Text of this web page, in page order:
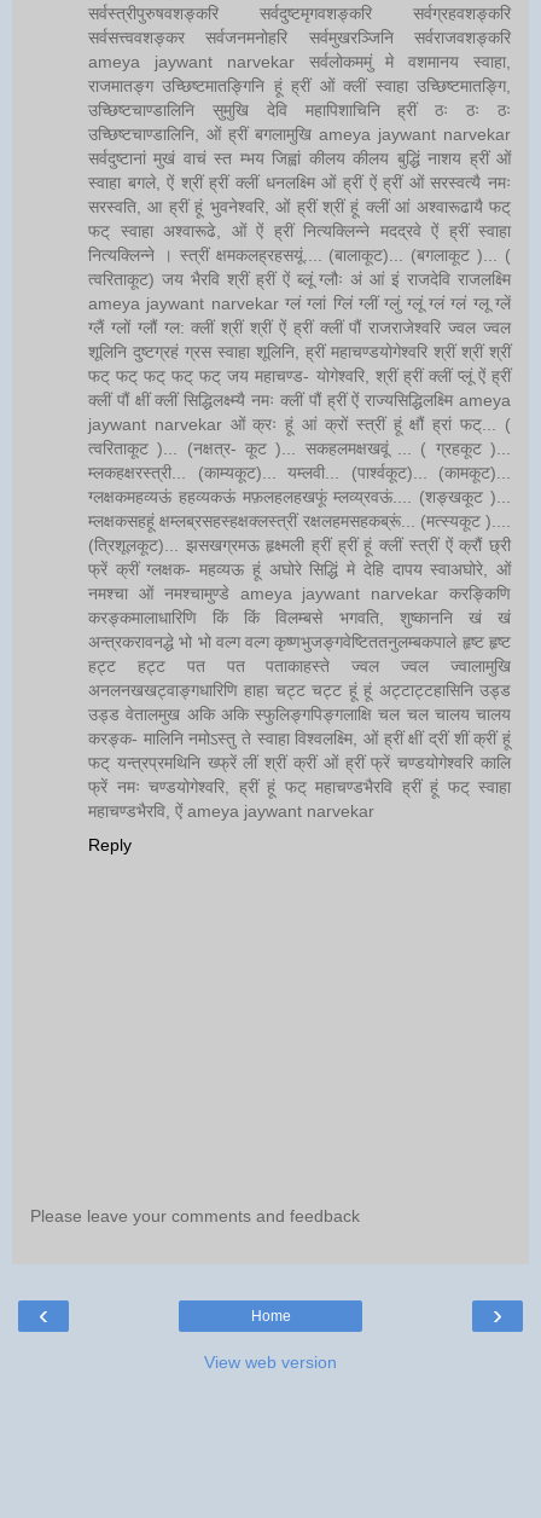
सर्वस्त्रीपुरुषवशङ्करि सर्वदुष्टमृगवशङ्करि सर्वग्रहवशङ्करि
सर्वसत्त्ववशङ्कर सर्वजनमनोहरि सर्वमुखरञ्जिनि सर्वराजवशङ्करि
ameya jaywant narvekar सर्वलोकममुं मे वशमानय स्वाहा,
राजमातङ्ग उच्छिष्टमातङ्गिनि हूं ह्रीं ओं क्लीं स्वाहा उच्छिष्टमातङ्गि,
उच्छिष्टचाण्डालिनि सुमुखि देवि महापिशाचिनि ह्रीं ठः ठः ठः
उच्छिष्टचाण्डालिनि, ओं ह्रीं बगलामुखि ameya jaywant narvekar
सर्वदुष्टानां मुखं वाचं स्त म्भय जिह्वां कीलय कीलय बुद्धिं नाशय ह्रीं ओं
स्वाहा बगले, ऐं श्रीं ह्रीं क्लीं धनलक्ष्मि ओं ह्रीं ऐं ह्रीं ओं सरस्वत्यै नमः
सरस्वति, आ ह्रीं हूं भुवनेश्वरि, ओं ह्रीं श्रीं हूं क्लीं आं अश्वारूढायै फट्
फट् स्वाहा अश्वारूढे, ओं ऐं ह्रीं नित्यक्लिन्ने मदद्रवे ऐं ह्रीं स्वाहा
नित्यक्लिन्ने । स्त्रीं क्षमकलह्रहसयूं.... (बालाकूट)... (बगलाकूट )... (
त्वरिताकूट) जय भैरवि श्रीं ह्रीं ऐं ब्लूं ग्लौः अं आं इं राजदेवि राजलक्ष्मि
ameya jaywant narvekar ग्लं ग्लां ग्लिं ग्लीं ग्लुं ग्लूं ग्लं ग्लं ग्लू ग्लें
ग्लैं ग्लों ग्लौं ग्ल: क्लीं श्रीं श्रीं ऐं ह्रीं क्लीं पौं राजराजेश्वरि ज्वल ज्वल
शूलिनि दुष्टग्रहं ग्रस स्वाहा शूलिनि, ह्रीं महाचण्डयोगेश्वरि श्रीं श्रीं श्रीं
फट् फट् फट् फट् फट् जय महाचण्ड- योगेश्वरि, श्रीं ह्रीं क्लीं प्लूं ऐं ह्रीं
क्लीं पौं क्षीं क्लीं सिद्धिलक्ष्म्यै नमः क्लीं पौं ह्रीं ऐं राज्यसिद्धिलक्ष्मि ameya
jaywant narvekar ओं क्रः हूं आं क्रों स्त्रीं हूं क्षौं ह्रां फट्... (
त्वरिताकूट )... (नक्षत्र- कूट )... सकहलमक्षखवूं ... ( ग्रहकूट )...
म्लकहक्षरस्त्री... (काम्यकूट)... यम्लवी... (पार्श्वकूट)... (कामकूट)...
ग्लक्षकमहव्यऊं हहव्यकऊं मफ़लहलहखफूं म्लव्य्रवऊं.... (शङ्खकूट )...
म्लक्षकसहहूं क्षम्लब्रसहस्हक्षक्लस्त्रीं रक्षलहमसहकब्रूं... (मत्स्यकूट )....
(त्रिशूलकूट)... झसखग्रमऊ हृक्ष्मली ह्रीं ह्रीं हूं क्लीं स्त्रीं ऐं क्रौं छ्री
फ्रें क्रीं ग्लक्षक- महव्यऊ हूं अघोरे सिद्धिं मे देहि दापय स्वाअघोरे, ओं
नमश्चा ओं नमश्चामुण्डे ameya jaywant narvekar करङ्किणि
करङ्कमालाधारिणि किं किं विलम्बसे भगवति, शुष्काननि खं खं
अन्त्रकरावनद्धे भो भो वल्ग वल्ग कृष्णभुजङ्गवेष्टिततनुलम्बकपाले हृष्ट हृष्ट
हट्ट हट्ट पत पत पताकाहस्ते ज्वल ज्वल ज्वालामुखि
अनलनखखट्वाङ्गधारिणि हाहा चट्ट चट्ट हूं हूं अट्टाट्टहासिनि उड्ड
उड्ड वेतालमुख अकि अकि स्फुलिङ्गपिङ्गलाक्षि चल चल चालय चालय
करङ्क- मालिनि नमोऽस्तु ते स्वाहा विश्वलक्ष्मि, ओं ह्रीं क्षीं द्रीं शीं क्रीं हूं
फट् यन्त्रप्रमथिनि ख्फ्रें लीं श्रीं क्रीं ओं ह्रीं फ्रें चण्डयोगेश्वरि कालि
फ्रें नमः चण्डयोगेश्वरि, ह्रीं हूं फट् महाचण्डभैरवि ह्रीं हूं फट् स्वाहा
महाचण्डभैरवि, ऐं ameya jaywant narvekar
Reply
Please leave your comments and feedback
‹ ›
Home
View web version